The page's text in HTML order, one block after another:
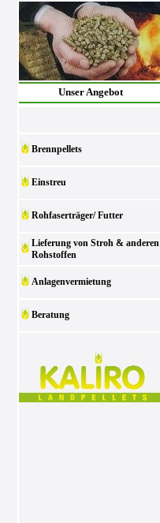
Unser Angebot
Brennpellets
Einstreu
Rohfaserträger/ Futter
Lieferung von Stroh & anderen
Rohstoffen
Anlagenvermietung
Beratung